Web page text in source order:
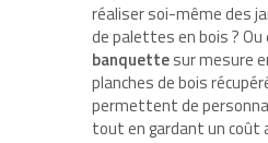
réaliser soi-même des
de palettes en bois ? Ou
banquettesur mesure
planches de bois
permettent de
tout en gardant un coût